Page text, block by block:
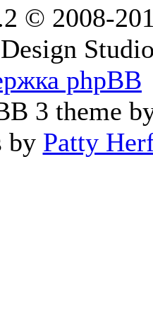
© 2008-
phpBB
3 theme
by Patty